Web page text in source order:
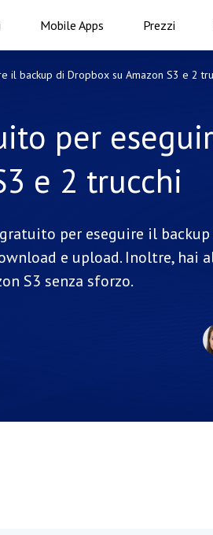
Mobile Apps Prezzi
backup di Dropbox su Amazon S3 e 2
per
e 2 trucchi
per eseguire il backup
e upload. Inoltre, hai
S3 senza sforzo.